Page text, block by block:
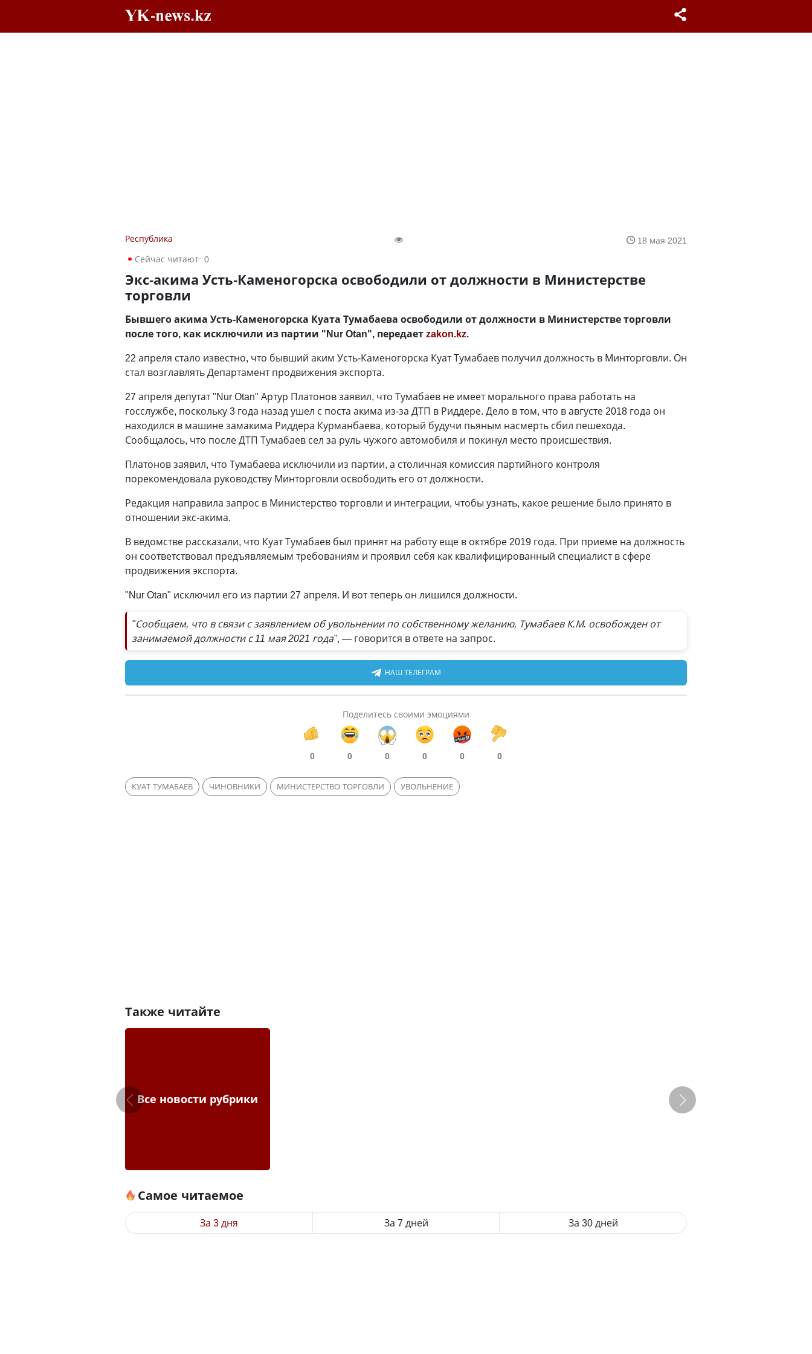
Республика
18 мая 2021
Сейчас читают: 0
Экс-акима Усть-Каменогорска освободили от должности в Министерстве
торговли
Бывшего акима Усть-Каменогорска Куата Тумабаева освободили от должности в Министерстве торговли
после того, как исключили из партии "Nur Otan", передаетzakon.kz.
22 апреля стало известно, что бывший аким Усть-Каменогорска Куат Тумабаев получил должность в Минторговли. Он
стал возглавлять Департамент продвижения экспорта.
27 апреля депутат "Nur Otan" Артур Платонов заявил, что Тумабаев не имеет морального права работать на
госслужбе, поскольку 3 года назад ушел с поста акима из-за ДТП в Риддере. Дело в том, что в августе 2018 года он
находился в машине замакима Риддера Курманбаева, который будучи пьяным насмерть сбил пешехода.
Сообщалось, что после ДТП Тумабаев сел за руль чужого автомобиля и покинул место происшествия.
Платонов заявил, что Тумабаева исключили из партии, а столичная комиссия партийного контроля
порекомендовала руководству Минторговли освободить его от должности.
Редакция направила запрос в Министерство торговли и интеграции, чтобы узнать, какое решение было принято в
отношении экс-акима.
В ведомстве рассказали, что Куат Тумабаев был принят на работу еще в октябре 2019 года. При приеме на должность
он соответствовал предъявляемым требованиям и проявил себя как квалифицированный специалист в сфере
продвижения экспорта.
"Nur Otan" исключил его из партии 27 апреля. И вот теперь он лишился должности.
"Сообщаем, что в связи с заявлением об увольнении по собственному желанию, Тумабаев К.М. освобожден от
занимаемой должности с 11 мая 2021 года", — говорится в ответе на запрос.
НАШ ТЕЛЕГРАМ
Поделитесь своими эмоциями
0 0 0 0 0 0
КУАТ ТУМАБАЕВ ЧИНОВНИКИ МИНИСТЕРСТВО ТОРГОВЛИ УВОЛЬНЕНИЕ
Также читайте
Все новости рубрики
Самое читаемое
За 3 дня За 7 дней За 30 дней